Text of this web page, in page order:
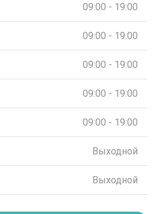
09:00 - 19:00
09:00 - 19:00
09:00 - 19:00
09:00 - 19:00
09:00 - 19:00
Выходной
Выходной